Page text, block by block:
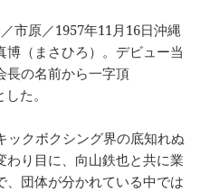
市原／1957年11月16日沖縄
博（まさひろ）。デビュー当
長の名前から一字頂
た。
ックボクシング界の底知れぬ
わり目に、向山鉄也と共に業
、団体が分かれている中では